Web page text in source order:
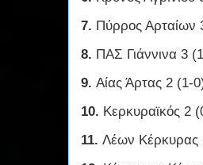
7. Πύρρος Αρταίων
8. ΠΑΣ Γιάννινα 3
9. Αίας Άρτας 2 (1-
10. Κερκυραϊκός 2
11. Λέων Κέρκυρας